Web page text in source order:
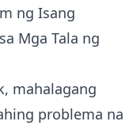
ng Isang
Mga Tala ng
mahalagang
problema na